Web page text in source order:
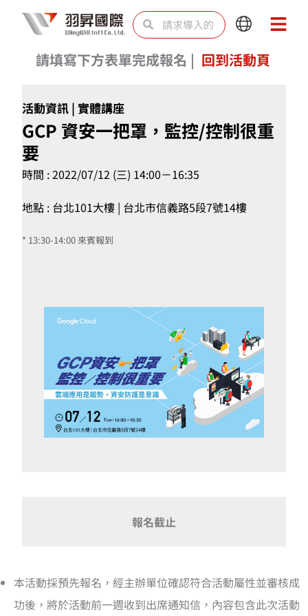
SearchSearch
Main
Menu
Main
請填寫下方表單完成報名 | 回到活動頁
活動資訊 | 實體講座
GCP 資安一把罩，監控/控制很重
要
時間 : 2022/07/12 (三) 14:00－16:35
地點 : 台北101大樓 | 台北市信義路5段7號14樓
* 13:30-14:00 來賓報到
報名截止
本活動採預先報名，經主辦單位確認符合活動屬性並審核成
功後，將於活動前一週收到出席通知信，內容包含此次活動